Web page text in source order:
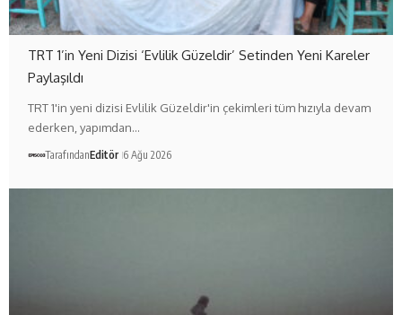
TRT 1’in Yeni Dizisi ‘Evlilik Güzeldir’ Setinden Yeni Kareler
Paylaşıldı
TRT 1'in yeni dizisi Evlilik Güzeldir'in çekimleri tüm hızıyla devam
ederken, yapımdan…
TarafındanEditör 6 Ağu 2026